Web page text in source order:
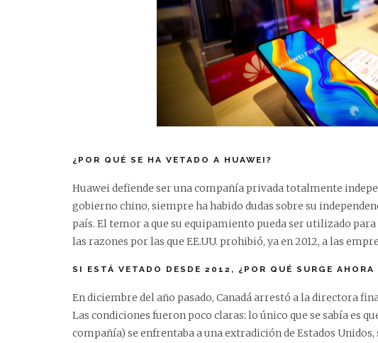
¿POR QUÉ SE HA VETADO A HUAWEI?
Huawei defiende ser una compañía privada totalmente
gobierno chino, siempre ha habido dudas sobre su
país. El temor a que su equipamiento pueda ser utilizado
las razones por las que EE.UU. prohibió, ya en 2012, a las
SI ESTÁ VETADO DESDE 2012, ¿POR QUÉ SURGE AHORA
En diciembre del año pasado, Canadá arrestó a la directora
Las condiciones fueron poco claras: lo único que se sabía es
compañía) se enfrentaba a una extradición de Estados